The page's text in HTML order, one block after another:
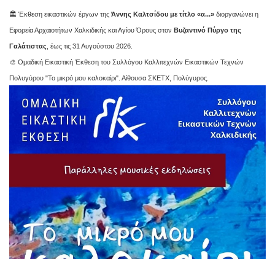
🏛️ Έκθεση εικαστικών έργων της Άννης Καλτσίδου με τίτλο «α...» διοργανώνει η
Εφορεία Αρχαιοτήτων Χαλκιδικής και Αγίου Όρους στον Βυζαντινό Πύργο της
Γαλάτιστας , έως τις 31 Αυγούστου 2026.
🎨 Ομαδική Εικαστική Έκθεση του Συλλόγου Καλλιτεχνών Εικαστικών Τεχνών
Πολυγύρου "Το μικρό μου καλοκαίρι". Αίθουσα ΣΚΕΤΧ, Πολύγυρος.